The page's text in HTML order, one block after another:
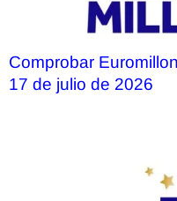
Comprobar
17 de julio de 2026